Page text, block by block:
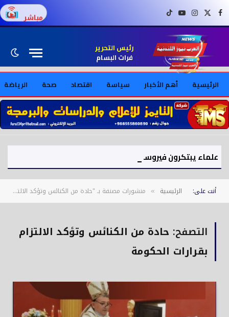
فيسبوكX (Twitter)
إنستغراميوتيوبتيك توك مباشر
رئيس التحرير
فرات البسام
الرئيسية أهم الأخبار سياسة اقتصاد صحة الرياضة
أنت على: الرئيسية » منشورات مصنفة بـ "حادة من الكنائس وتؤكد الالتزام بقرارات الحكومة"
التصفح: حادة من الكنائس وتؤكد الالتزام
بقرارات الحكومة